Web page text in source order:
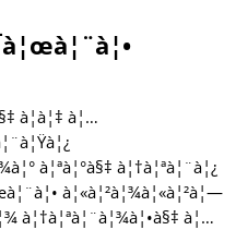
à¦à¦‡ à¦…
à¦ªà¦°à§‡ à¦†à¦ªà¦¨à¦¿
à¦«à¦²à¦¾à¦«à¦²à¦—
à¦†à¦ªà¦¨à¦¾à¦•à§‡ à¦…